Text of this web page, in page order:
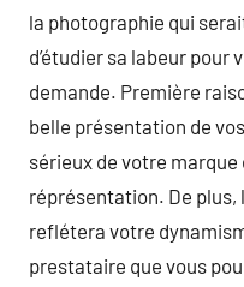
la photographie qui
d’étudier sa labeur pour
demande. Première
belle présentation de
sérieux de votre
réprésentation. De plus,
reflétera votre
prestataire que vous